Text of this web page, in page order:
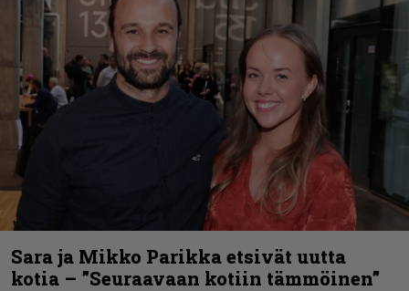
Sara ja Mikko Parikka etsivät uutta
kotia – ”Seuraavaan kotiin tämmöinen”